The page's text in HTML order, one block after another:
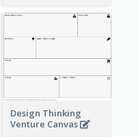
Design Thinking
Venture Canvas